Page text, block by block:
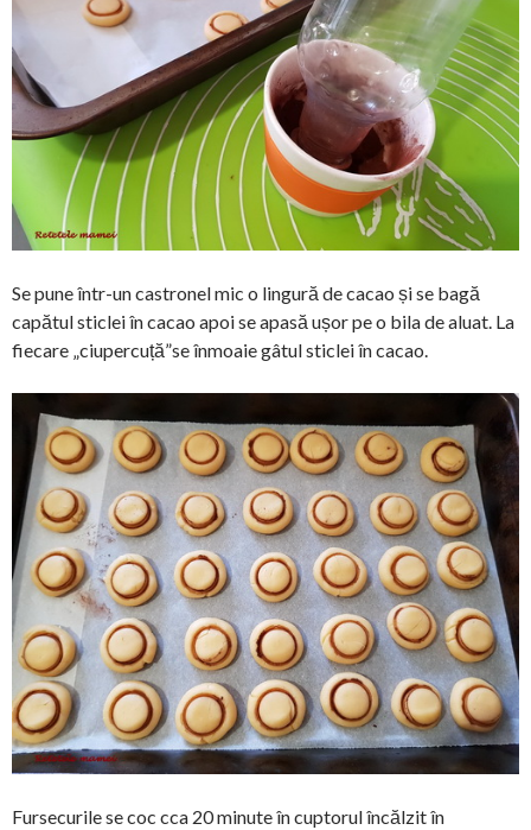
Se pune într-un castronel mic o lingură de cacao și se bagă
capătul sticlei în cacao apoi se apasă ușor pe o bila de aluat. La
fiecare „ciupercuță”se înmoaie gâtul sticlei în cacao.
Fursecurile se coc cca 20 minute în cuptorul încălzit în